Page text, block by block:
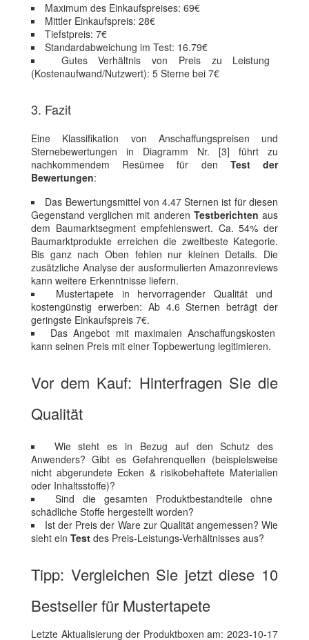
Maximum des Einkaufspreises: 69€
Mittler Einkaufspreis: 28€
Tiefstpreis: 7€
Standardabweichung im Test: 16.79€
Gutes Verhältnis von Preis zu Leistung
(Kostenaufwand/Nutzwert): 5 Sterne bei 7€
3. Fazit
Eine Klassifikation von Anschaffungspreisen und
Sternebewertungen in Diagramm Nr. [3] führt zu
nachkommendem Resümee für den Test der
Bewertungen:
Das Bewertungsmittel von 4.47 Sternen ist für diesen
Gegenstand verglichen mit anderen Testberichten aus
dem Baumarktsegment empfehlenswert. Ca. 54% der
Baumarktprodukte erreichen die zweitbeste Kategorie.
Bis ganz nach Oben fehlen nur kleinen Details. Die
zusätzliche Analyse der ausformulierten Amazonreviews
kann weitere Erkenntnisse liefern.
Mustertapete in hervorragender Qualität und
kostengünstig erwerben: Ab 4.6 Sternen beträgt der
geringste Einkaufspreis 7€.
Das Angebot mit maximalen Anschaffungskosten
kann seinen Preis mit einer Topbewertung legitimieren.
Vor dem Kauf: Hinterfragen Sie die
Qualität
Wie steht es in Bezug auf den Schutz des
Anwenders? Gibt es Gefahrenquellen (beispielsweise
nicht abgerundete Ecken & risikobehaftete Materialien
oder Inhaltsstoffe)?
Sind die gesamten Produktbestandteile ohne
schädliche Stoffe hergestellt worden?
Ist der Preis der Ware zur Qualität angemessen? Wie
sieht ein Test des Preis-Leistungs-Verhältnisses aus?
Tipp: Vergleichen Sie jetzt diese 10
Bestseller für Mustertapete
Letzte Aktualisierung der Produktboxen am: 2023-10-17